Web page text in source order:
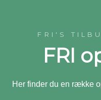
FRI'S
FRI
Her finder du en række